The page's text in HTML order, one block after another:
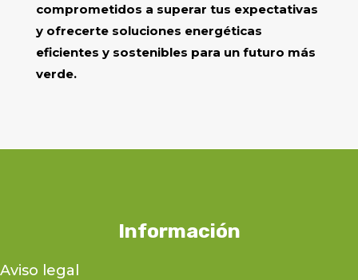
comprometidos a superar tus expectativas
y ofrecerte soluciones energéticas
eficientes y sostenibles para un futuro más
verde.
Información
Aviso legal